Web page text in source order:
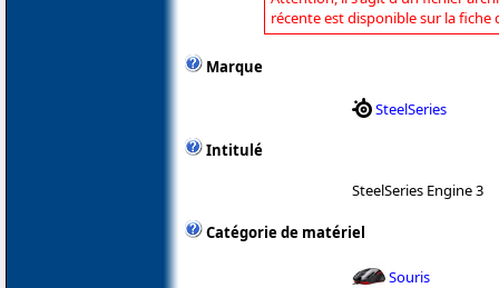
récente est disponible sur la fiche
Marque
SteelSeries
Intitulé
SteelSeries Engine 3
Catégorie de matériel
Souris